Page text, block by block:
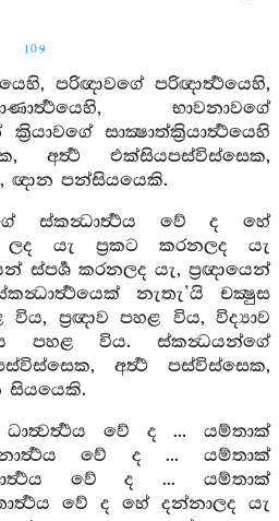
109
පරිඥාවගේ පරිඥාර්‍ත්‍ථයෙහි,
භාවනාවගේ
සාක්‍ෂාත්ක්‍රියාර්‍ත්‍ථයෙහි
අර්‍ත්‍ථ එක්සියපස්විස්සෙක,
ඥාන පන්සියයෙකි.
ස්කන්‍ධාර්‍ත්‍ථය වේ ද හේ
යැ ප්‍රකට කරනලද යැ
ස්පර්‍ශ කරනලද යැ, ප්‍රඥායෙන්
නැතැ’යි චක්‍ෂුස
ප්‍රඥාව පහළ විය, විද්‍යාව
පහළ විය. ස්කන්‍ධයන්ගේ
අර්‍ත්‍ථ පස්විස්සෙක,
වේ ද ... යම්තාක්
වේ ද ... යම්තාක්
වේ ද ... යම්තාක්
වේ ද හේ දන්නාලද යැ